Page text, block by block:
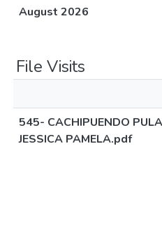
August 2026
File Visits
545- CACHIPUENDO
JESSICA PAMELA.pdf